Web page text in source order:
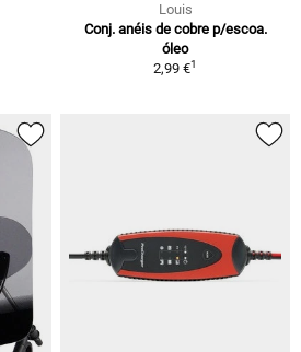
Louis
Conj. anéis de cobre p/escoa.
óleo
2,99 €1